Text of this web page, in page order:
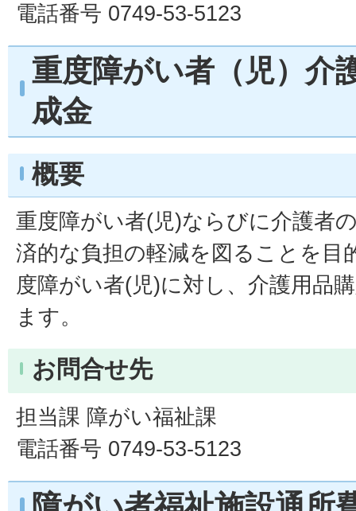
電話番号 0749-53-5123
重度障がい者（児）介
成金
概要
重度障がい者(児)ならびに介護者
済的な負担の軽減を図ることを目
度障がい者(児)に対し、介護用品
ます。
お問合せ先
担当課 障がい福祉課
電話番号 0749-53-5123